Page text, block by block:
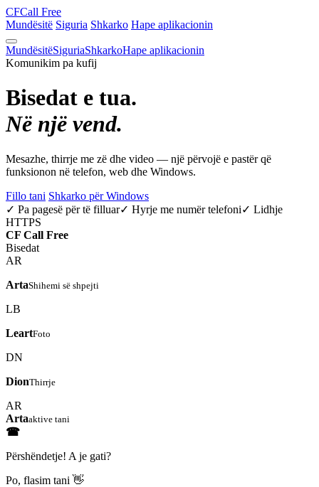
CFCall Free
Mundësitë Siguria Shkarko Hape aplikacionin
MundësitëSiguriaShkarkoHape aplikacionin
Komunikim pa kufij
Bisedat e tua.
Në një vend.
Mesazhe, thirrje me zë dhe video — një përvojë e pastër që
funksionon në telefon, web dhe Windows.
Fillo tani Shkarko për Windows
✓ Pa pagesë për të filluar✓ Hyrje me numër telefoni✓ Lidhje
HTTPS
CF Call Free
Bisedat
AR
ArtaShihemi së shpejti
LB
LeartFoto
DN
DionThirrje
AR
Artaaktive tani
☎
Përshëndetje! A je gati?
Po, flasim tani 👋